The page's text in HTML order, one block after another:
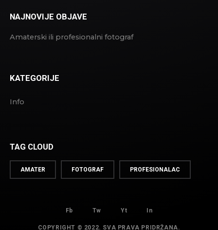
NAJNOVIJE OBJAVE
Amaterski ili profesionalni fotograf
KATEGORIJE
Info
TAG CLOUD
AMATER FOTOGRAF PROFESIONALAC
Fb Tw Yt In
COPYRIGHT © 2022. SVA PRAVA PRIDRŽANA.